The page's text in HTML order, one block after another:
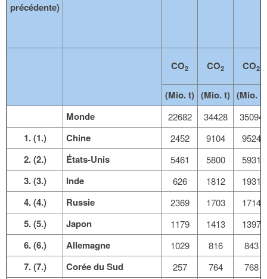
précédente)
CO2 CO2 CO2
(Mio. t) (Mio. t) (Mio. t)
Monde
22682 34428 35094
1. (1.) Chine 2452 9104 9524
2. (2.) États-Unis 5461 5800 5931
3. (3.) Inde 626 1812 1931
4. (4.) Russie 2369 1703 1714
5. (5.) Japon 1179 1413 1397
6. (6.) Allemagne 1029 816 843
7. (7.) Corée du Sud 257 764 768